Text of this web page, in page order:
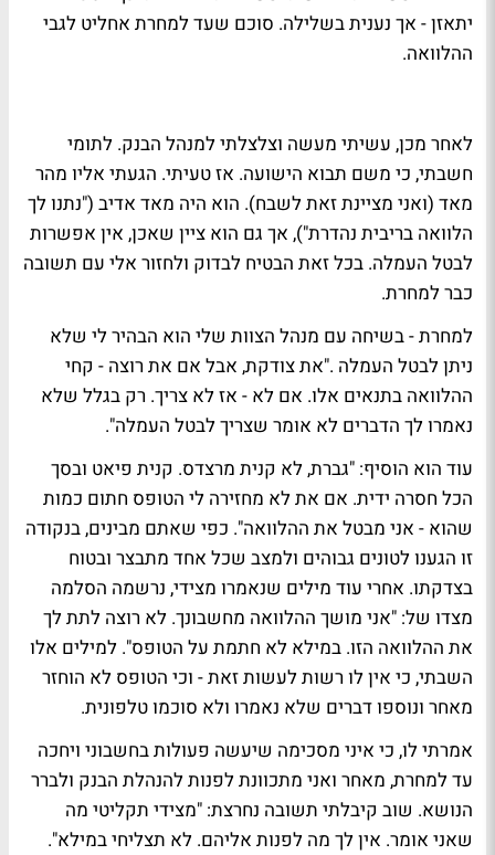
יתאזן - אך נענית בשלילה. סוכם שעד למחרת אחליט לגבי
ההלוואה.
לאחר מכן, עשיתי מעשה וצלצלתי למנהל הבנק. לתומי
חשבתי, כי משם תבוא הישועה. אז טעיתי. הגעתי אליו מהר
מאד (ואני מציינת זאת לשבח). הוא היה מאד אדיב ("נתנו לך
הלוואה בריבית נהדרת"), אך גם הוא ציין שאכן, אין אפשרות
לבטל העמלה. בכל זאת הבטיח לבדוק ולחזור אלי עם תשובה
כבר למחרת.
למחרת - בשיחה עם מנהל הצוות שלי הוא הבהיר לי שלא
ניתן לבטל העמלה ."את צודקת, אבל אם את רוצה - קחי
ההלוואה בתנאים אלו. אם לא - אז לא צריך. רק בגלל שלא
נאמרו לך הדברים לא אומר שצריך לבטל העמלה".
עוד הוא הוסיף: "גברת, לא קנית מרצדס. קנית פיאט ובסך
הכל חסרה ידית. אם את לא מחזירה לי הטופס חתום כמות
שהוא - אני מבטל את ההלוואה". כפי שאתם מבינים, בנקודה
זו הגענו לטונים גבוהים ולמצב שכל אחד מתבצר ובטוח
בצדקתו. אחרי עוד מילים שנאמרו מצידי, נרשמה הסלמה
מצדו של: "אני מושך ההלוואה מחשבונך. לא רוצה לתת לך
את ההלוואה הזו. במילא לא חתמת על הטופס". למילים אלו
השבתי, כי אין לו רשות לעשות זאת - וכי הטופס לא הוחזר
מאחר ונוספו דברים שלא נאמרו ולא סוכמו טלפונית.
אמרתי לו, כי איני מסכימה שיעשה פעולות בחשבוני ויחכה
עד למחרת, מאחר ואני מתכוונת לפנות להנהלת הבנק ולברר
הנושא. שוב קיבלתי תשובה נחרצת: "מצידי תקליטי מה
שאני אומר. אין לך מה לפנות אליהם. לא תצליחי במילא".